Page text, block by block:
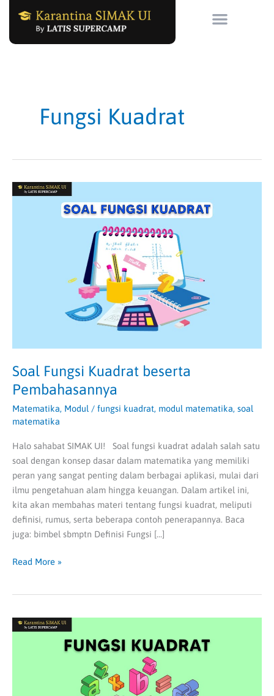
Fungsi Kuadrat
Soal Fungsi Kuadrat beserta
Pembahasannya
Matematika, Modul / fungsi kuadrat, modul matematika, soal
matematika
Halo sahabat SIMAK UI! Soal fungsi kuadrat adalah salah satu
soal dengan konsep dasar dalam matematika yang memiliki
peran yang sangat penting dalam berbagai aplikasi, mulai dari
ilmu pengetahuan alam hingga keuangan. Dalam artikel ini,
kita akan membahas materi tentang fungsi kuadrat, meliputi
definisi, rumus, serta beberapa contoh penerapannya. Baca
juga: bimbel sbmptn Definisi Fungsi […]
Soal
Read More »
Materi